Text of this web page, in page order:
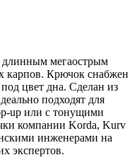
длинным мегаострым
карпов. Крючок снабжен
цвет дна. Сделан из
подходят для
up или с тонущими
компании Korda, Kurv
инженерами на
экспертов.